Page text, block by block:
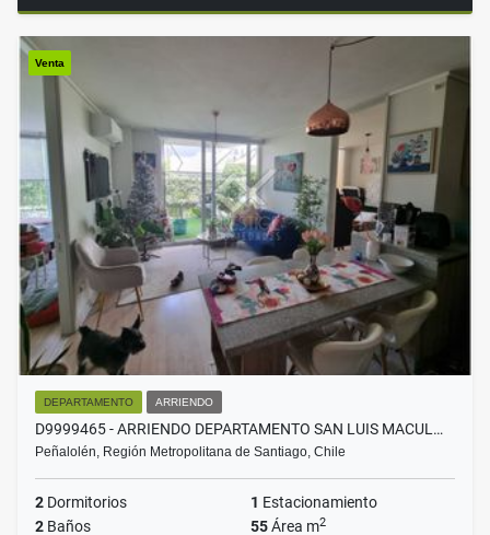
Venta
DEPARTAMENTO ARRIENDO
D9999465 - ARRIENDO DEPARTAMENTO SAN LUIS MACUL…
Peñalolén, Región Metropolitana de Santiago, Chile
2 Dormitorios 1 Estacionamiento
2 Baños 55Área m2